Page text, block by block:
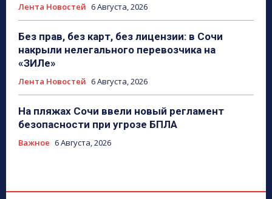
Лента Новостей 6 Августа, 2026
Без прав, без карт, без лицензии: в Сочи
накрыли нелегального перевозчика на
«ЗИЛе»
Лента Новостей 6 Августа, 2026
На пляжах Сочи ввели новый регламент
безопасности при угрозе БПЛА
Важное 6 Августа, 2026